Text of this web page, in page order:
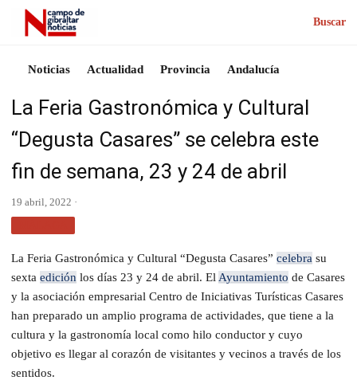
Buscar
Noticias Actualidad Provincia Andalucía
La Feria Gastronómica y Cultural
“Degusta Casares” se celebra este
fin de semana, 23 y 24 de abril
19 abril, 2022 ·
La Feria Gastronómica y Cultural “Degusta Casares” celebra su
sexta edición los días 23 y 24 de abril. El Ayuntamiento de Casares
y la asociación empresarial Centro de Iniciativas Turísticas Casares
han preparado un amplio programa de actividades, que tiene a la
cultura y la gastronomía local como hilo conductor y cuyo
objetivo es llegar al corazón de visitantes y vecinos a través de los
sentidos.